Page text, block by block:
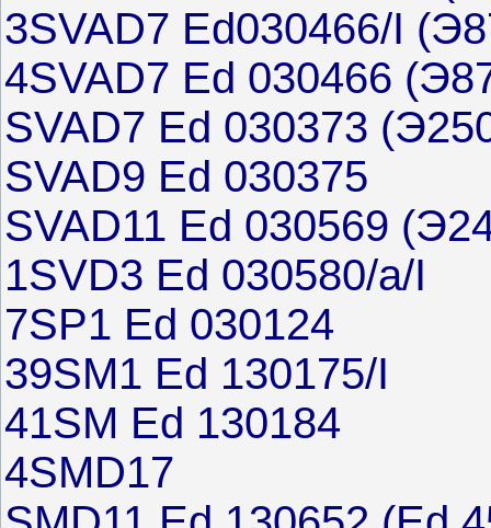
3SVAD7 Ed030466/I
4SVAD7 Ed 030466
SVAD7 Ed 030373
SVAD9 Ed 030375
SVAD11 Ed 030569
1SVD3 Ed 030580/a/I
7SP1 Ed 030124
39SM1 Ed 130175/I
41SM Ed 130184
4SMD17